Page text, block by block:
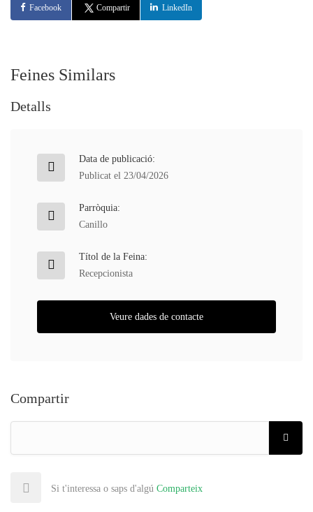
Facebook Compartir LinkedIn
Feines Similars
Detalls
Data de publicació:
Publicat el 23/04/2026
Parròquia:
Canillo
Títol de la Feina:
Recepcionista
Veure dades de contacte
Compartir
Si t'interessa o saps d'algú Comparteix